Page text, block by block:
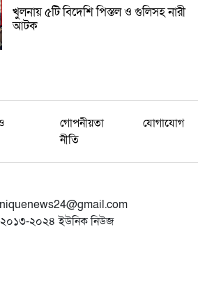
খুলনায় ৫টি বিদেশি পিস্তল ও গুলিসহ নারী
আটক
গোপনীয়তা
নীতি
যোগাযোগ
২০১৩-২০২৪ ইউনিক নিউজ